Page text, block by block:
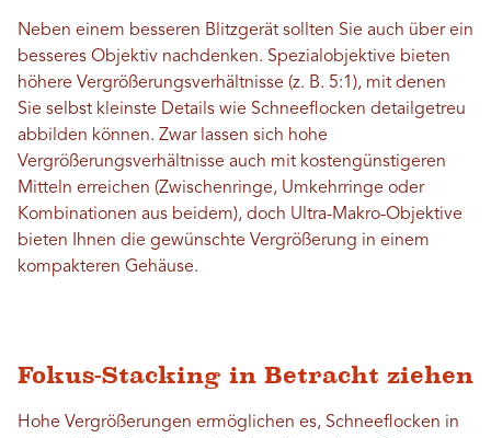
Neben einem besseren Blitzgerät sollten Sie auch über ein
besseres Objektiv nachdenken. Spezialobjektive bieten
höhere Vergrößerungsverhältnisse (z. B. 5:1), mit denen
Sie selbst kleinste Details wie Schneeflocken detailgetreu
abbilden können. Zwar lassen sich hohe
Vergrößerungsverhältnisse auch mit kostengünstigeren
Mitteln erreichen (Zwischenringe, Umkehrringe oder
Kombinationen aus beidem), doch Ultra-Makro-Objektive
bieten Ihnen die gewünschte Vergrößerung in einem
kompakteren Gehäuse.
Fokus-Stacking in Betracht ziehen
Hohe Vergrößerungen ermöglichen es, Schneeflocken in